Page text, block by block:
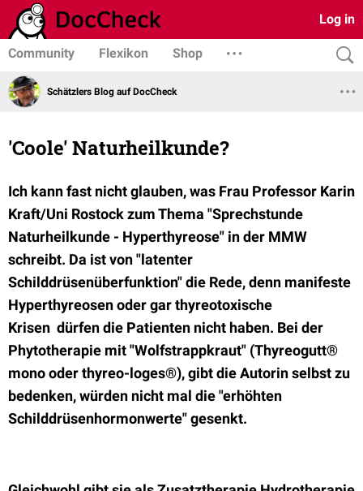
Log in
Community Flexikon Shop
Schätzlers Blog auf DocCheck
'Coole' Naturheilkunde?
Ich kann fast nicht glauben, was Frau Professor Karin
Kraft/Uni Rostock zum Thema "Sprechstunde
Naturheilkunde - Hyperthyreose" in der MMW
schreibt. Da ist von "latenter
Schilddrüsenüberfunktion" die Rede, denn manifeste
Hyperthyreosen oder gar thyreotoxische
Krisen dürfen die Patienten nicht haben. Bei der
Phytotherapie mit "Wolfstrappkraut" (Thyreogutt®
mono oder thyreo-loges®), gibt die Autorin selbst zu
bedenken, würden nicht mal die "erhöhten
Schilddrüsenhormonwerte" gesenkt.